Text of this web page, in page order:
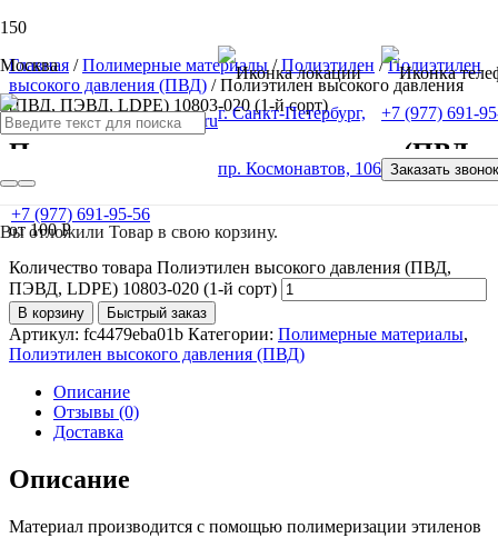
Москва
г. Санкт-Петербург,
пр. Космонавтов, 106
+7 (977) 691-
Заказать звонок
Вы отложили Товар в свою корзину.
+7 (977) 691-95-56
Главная /Полимерные материалы /Полиэтилен /Полиэтилен
высокого давления (ПВД) / Полиэтилен высокого давления
(ПВД, ПЭВД, LDPE) 10803-020 (1-й сорт)
Полиэтилен высокого давления (ПВД,
ПЭВД, LDPE) 10803-020 (1-й сорт)
от100Р
Количество товара Полиэтилен высокого давления (ПВД,
ПЭВД, LDPE) 10803-020 (1-й сорт)
В корзину Быстрый заказ
Артикул: fc4479eba01b Категории: Полимерные материалы,
Полиэтилен высокого давления (ПВД)
Описание
Отзывы (0)
Доставка
Описание
Материал производится с помощью полимеризации этиленов